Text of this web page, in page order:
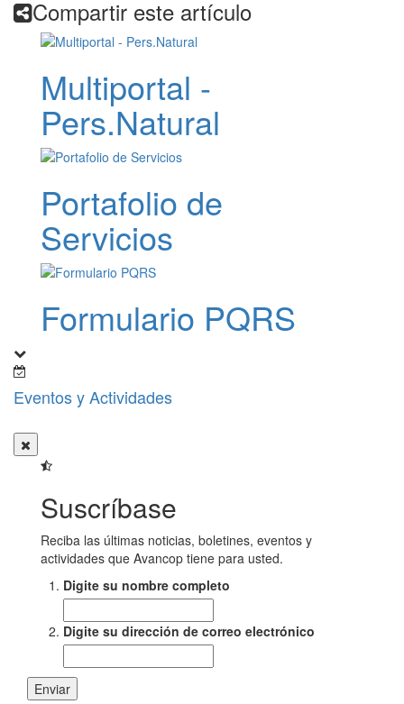
Compartir este artículo
Multiportal -
Pers.Natural
Portafolio de
Servicios
Formulario PQRS
Eventos y Actividades
Suscríbase
Reciba las últimas noticias, boletines, eventos y
actividades que Avancop tiene para usted.
Digite su nombre completo
Digite su dirección de correo electrónico
Enviar